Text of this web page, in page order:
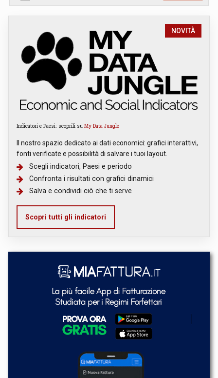
NOVITÀ
Indicatori e Paesi: scoprili su My Data Jungle
Il nostro spazio dedicato ai dati economici: grafici interattivi,
fonti verificate e possibilità di salvare i tuoi layout.
Scegli indicatori, Paesi e periodo
Confronta i risultati con grafici dinamici
Salva e condividi ciò che ti serve
Scopri tutti gli indicatori